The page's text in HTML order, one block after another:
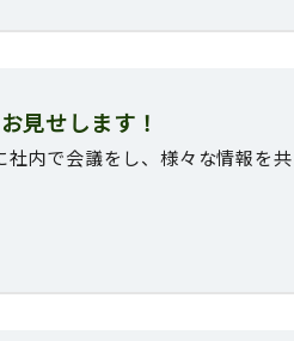
見せします！
内で会議をし、様々な情報を共